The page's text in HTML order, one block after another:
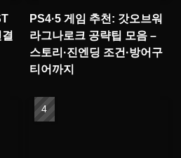
PS4·5 게임 추천: 갓오브워
라그나로크 공략팁 모음 –
스토리·진엔딩 조건·방어구
티어까지